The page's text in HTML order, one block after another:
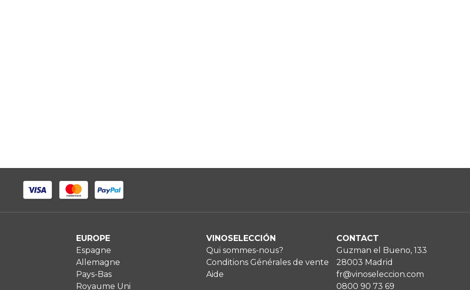
EUROPE
Espagne
Allemagne
Pays-Bas
Royaume Uni
VINOSELECCIÓN
Qui sommes-nous?
Conditions Générales de vente
Aide
CONTACT
Guzman el Bueno, 133
28003 Madrid
fr@vinoseleccion.com
0800 90 73 69